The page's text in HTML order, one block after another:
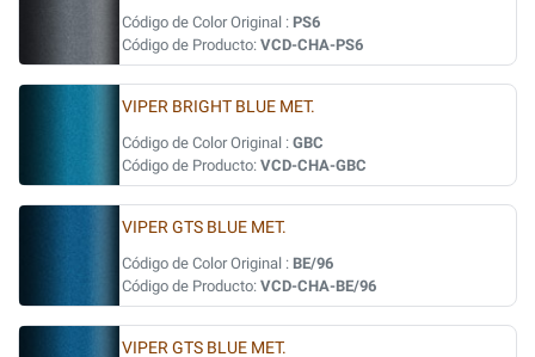
Código de Color Original : PS6
Código de Producto: VCD-CHA-PS6
VIPER BRIGHT BLUE MET.
Código de Color Original : GBC
Código de Producto: VCD-CHA-GBC
VIPER GTS BLUE MET.
Código de Color Original : BE/96
Código de Producto: VCD-CHA-BE/96
VIPER GTS BLUE MET.